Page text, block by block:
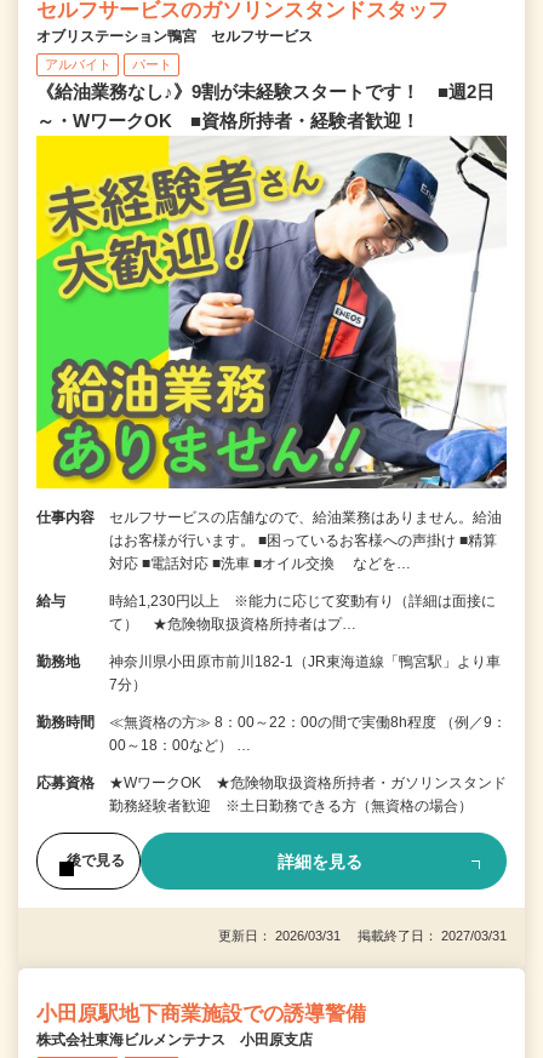
セルフサービスのガソリンスタンドスタッフ
オブリステーション鴨宮 セルフサービス
アルバイト パート
《給油業務なし♪》9割が未経験スタートです！ ■週2日
～・WワークOK ■資格所持者・経験者歓迎！
仕事内容
セルフサービスの店舗なので、給油業務はありません。給油
はお客様が行います。 ■困っているお客様への声掛け ■精算
対応 ■電話対応 ■洗車 ■オイル交換 などを…
給与
時給1,230円以上 ※能力に応じて変動有り（詳細は面接に
て） ★危険物取扱資格所持者はプ…
勤務地
神奈川県小田原市前川182-1（JR東海道線「鴨宮駅」より車
7分）
勤務時間
≪無資格の方≫ 8：00～22：00の間で実働8h程度 （例／9：
00～18：00など） …
応募資格
★WワークOK ★危険物取扱資格所持者・ガソリンスタンド
勤務経験者歓迎 ※土日勤務できる方（無資格の場合）
後で見る 詳細を見る
更新日： 2026/03/31 掲載終了日： 2027/03/31
小田原駅地下商業施設での誘導警備
株式会社東海ビルメンテナス 小田原支店